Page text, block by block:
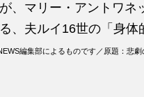
、マリー・アントワ
、夫ルイ16世の「身体
編集部によるものです／原題：悲